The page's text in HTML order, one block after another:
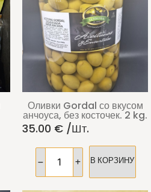
Оливки Gordal со вкусом
анчоуса, без косточек. 2 kg.
35.00 € /шт.
В КОРЗИНУ